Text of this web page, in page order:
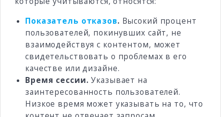
Показатель отказов. Высокий процент
пользователей, покинувших сайт, не
взаимодействуя с контентом, может
свидетельствовать о проблемах в его
качестве или дизайне.
Время сессии. Указывает на
заинтересованность пользователей.
Низкое время может указывать на то, что